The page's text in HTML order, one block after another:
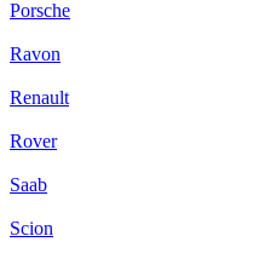
Porsche
Ravon
Renault
Rover
Saab
Scion